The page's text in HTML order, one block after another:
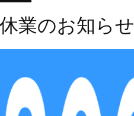
業のお知らせ